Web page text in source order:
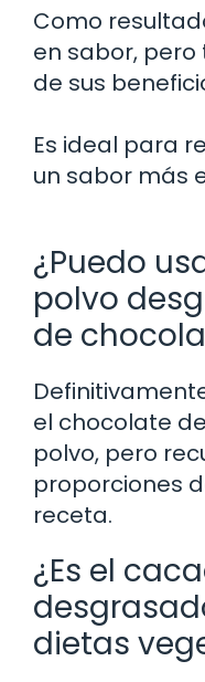
Como
en sabor,
de sus
Es ideal para
un sabor más
¿Puedo
polvo
de
el chocolate
polvo, pero
proporciones
receta.
¿Es el
dietas